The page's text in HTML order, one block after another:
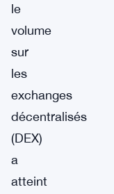
le
volume
sur
les
exchanges
décentralisés
(DEX)
a
atteint